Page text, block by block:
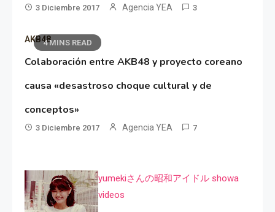
3 Diciembre 2017 Agencia YEA 3
4 MINS READ
AKB48
Colaboración entre AKB48 y proyecto coreano
causa «desastroso choque cultural y de
conceptos»
3 Diciembre 2017 Agencia YEA 7
yumekiさんの昭和アイドル showa
videos